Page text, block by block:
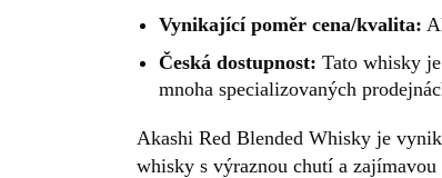
Vynikající poměr cena/kvalita:
Česká dostupnost: Tato whisky
mnoha specializovaných
Akashi Red Blended Whisky je
whisky s výraznou chutí a